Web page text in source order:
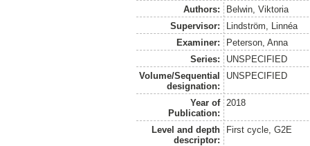
Authors:
Belwin, Viktoria
Supervisor:
Lindström, Linnéa
Examiner:
Peterson, Anna
Series:
UNSPECIFIED
Volume/Sequential
designation:
UNSPECIFIED
Year of
Publication:
2018
Level and depth
descriptor:
First cycle, G2E